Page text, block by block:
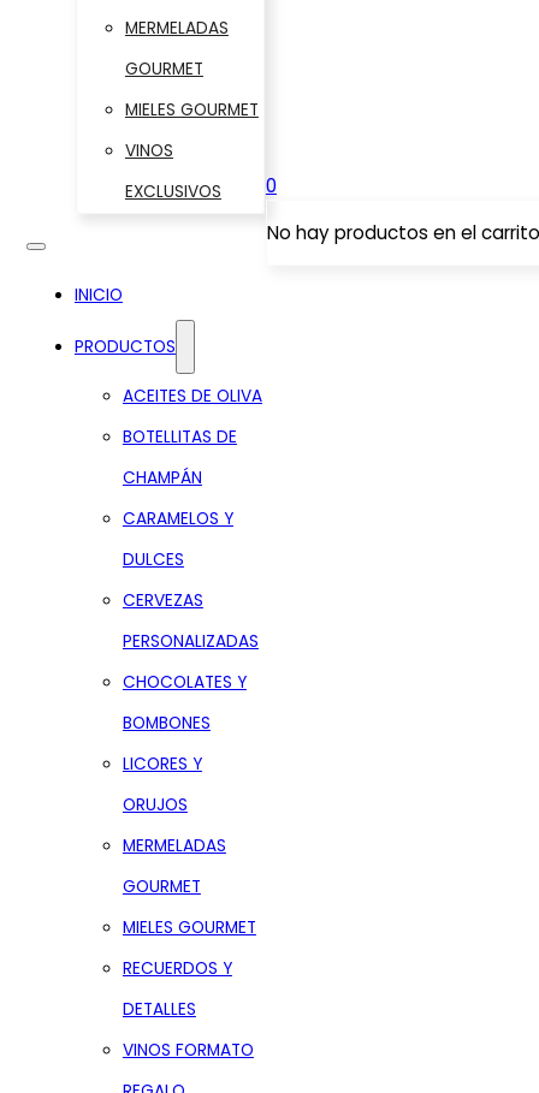
MERMELADAS
GOURMET
MIELES GOURMET
VINOS
EXCLUSIVOS
INICIO
PRODUCTOS
ACEITES DE OLIVA
BOTELLITAS DE
CHAMPÁN
CARAMELOS Y
DULCES
CERVEZAS
PERSONALIZADAS
CHOCOLATES Y
BOMBONES
LICORES Y
ORUJOS
MERMELADAS
GOURMET
MIELES GOURMET
RECUERDOS Y
DETALLES
VINOS FORMATO
0
No hay productos en el